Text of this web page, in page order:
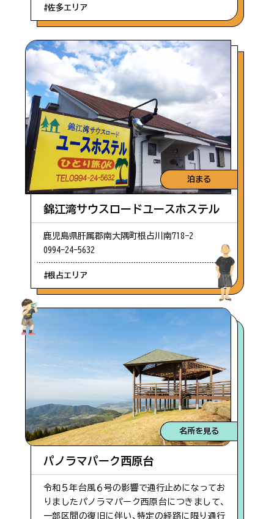
#佐多エリア
泊まる
錦江湾サウスロードユースホステル
鹿児島県肝属郡南大隅町根占川南718−2
0994-24-5632
#根占エリア
名所を見る
パノラマパーク西原台
令和５年台風６号の影響で通行止めになってお
りましたパノラマパーク西原台につきまして、
一部区間の復旧に伴い、特定の経路に限り通行